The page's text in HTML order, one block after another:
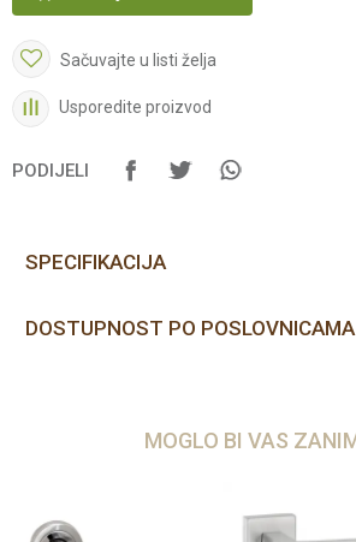
Sačuvajte u listi želja
Usporedite proizvod
PODIJELI
SPECIFIKACIJA
DOSTUPNOST PO POSLOVNICAMA
MOGLO BI VAS